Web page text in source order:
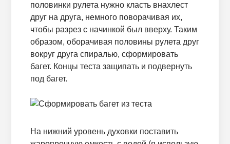
половинки рулета нужно класть внахлест
друг на друга, немного поворачивая их,
чтобы разрез с начинкой был вверху. Таким
образом, оборачивая половины рулета друг
вокруг друга спиралью, сформировать
багет. Концы теста защипать и подвернуть
под багет.
На нижний уровень духовки поставить